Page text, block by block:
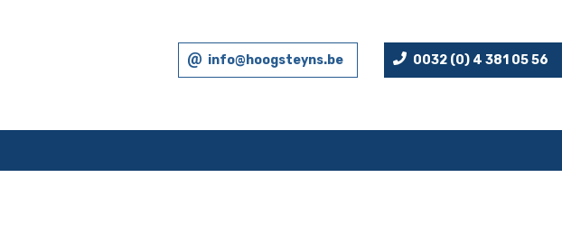
info@hoogsteyns.be 0032 (0) 4 381 05 56